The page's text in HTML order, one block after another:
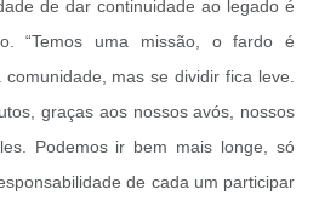
de dar continuidade ao legado é
“Temos uma missão, o fardo é
mas se dividir fica leve.
graças aos nossos avós, nossos
Podemos ir bem mais longe, só
de cada um participar